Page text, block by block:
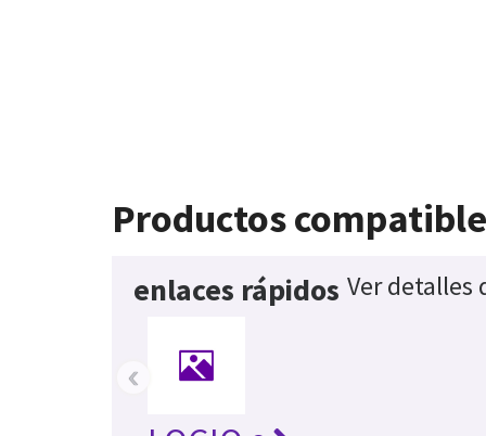
Productos
enlaces rápidos Ver detalles
‹